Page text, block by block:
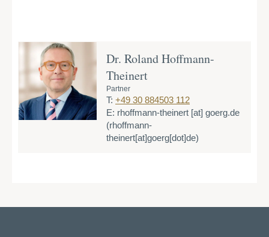
Dr. Roland Hoffmann-
Theinert
Partner
T: +49 30 884503 112
E: rhoffmann-theinert [at] goerg.de
(rhoffmann-
theinert[at]goerg[dot]de)